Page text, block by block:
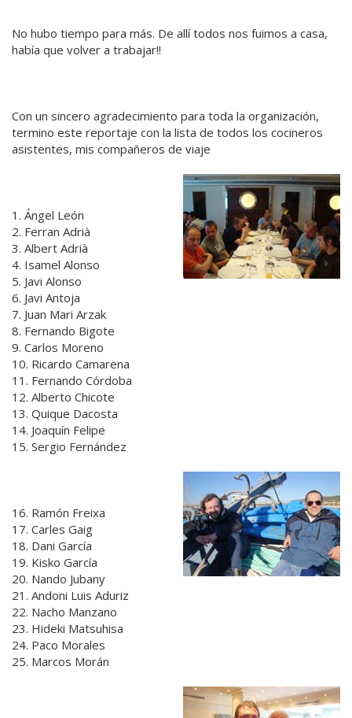
No hubo tiempo para más. De allí todos nos fuimos a casa,
había que volver a trabajar!!
Con un sincero agradecimiento para toda la organización,
termino este reportaje con la lista de todos los cocineros
asistentes, mis compañeros de viaje
1. Ángel León
2. Ferran Adrià
3. Albert Adrià
4. Isamel Alonso
5. Javi Alonso
6. Javi Antoja
7. Juan Mari Arzak
8. Fernando Bigote
9. Carlos Moreno
10. Ricardo Camarena
11. Fernando Córdoba
12. Alberto Chicote
13. Quique Dacosta
14. Joaquín Felipe
15. Sergio Fernández
16. Ramón Freixa
17. Carles Gaig
18. Dani García
19. Kisko García
20. Nando Jubany
21. Andoni Luis Aduriz
22. Nacho Manzano
23. Hideki Matsuhisa
24. Paco Morales
25. Marcos Morán